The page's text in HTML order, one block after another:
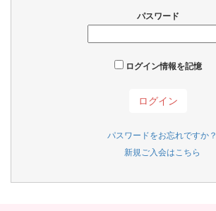
パスワード
ログイン情報を記憶
パスワードをお忘れですか？
新規ご入会はこちら